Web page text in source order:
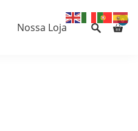
Nossa Loja
0